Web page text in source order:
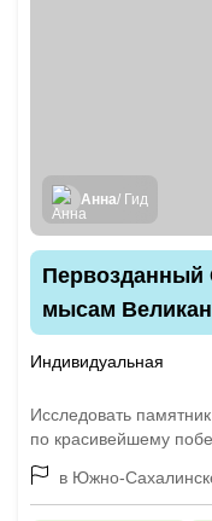
Анна/ Гид
Первозданный
мысам
Индивидуальная
Исследовать
по красивейшему
в Южно-